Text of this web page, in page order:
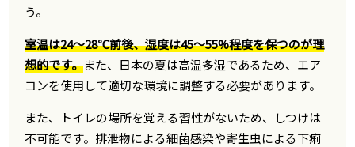
う。
室温は24〜28℃前後、湿度は45〜55%程度を保つのが理
想的です。また、日本の夏は高温多湿であるため、エア
コンを使用して適切な環境に調整する必要があります。
また、トイレの場所を覚える習性がないため、しつけは
不可能です。排泄物による細菌感染や寄生虫による下痢